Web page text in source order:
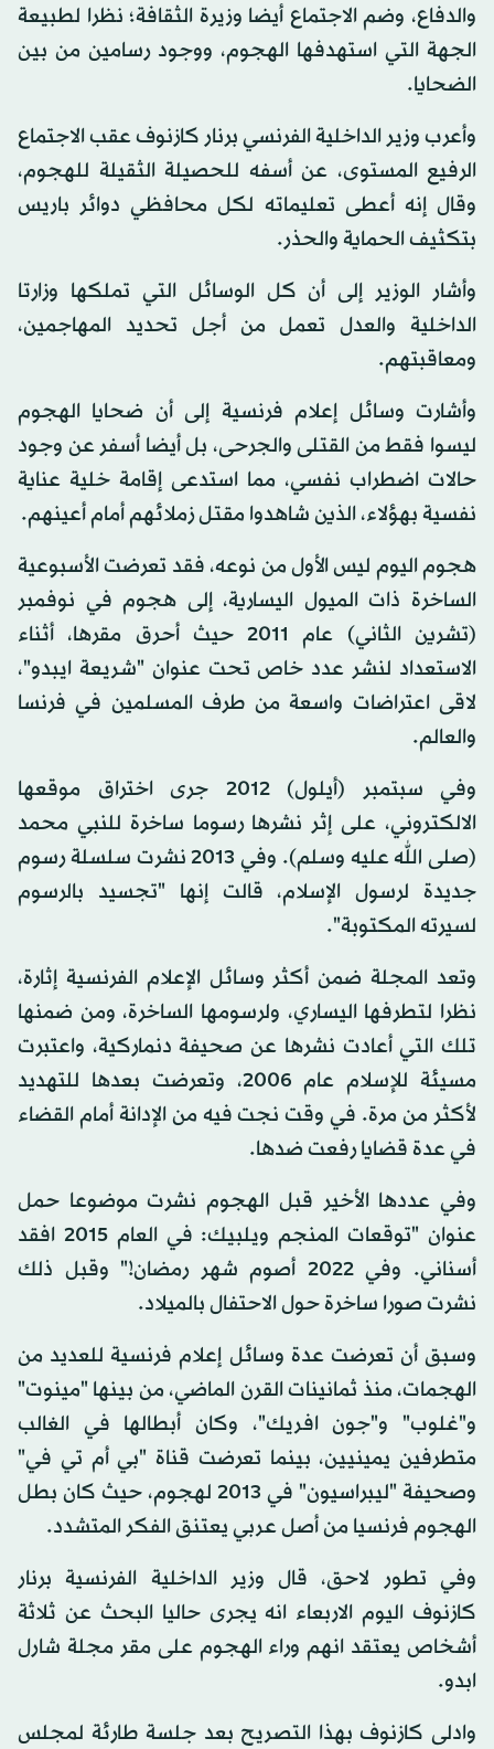
والدفاع، وضم الاجتماع أيضا وزيرة الثقافة؛ نظرا لطبيعة
الجهة التي استهدفها الهجوم، ووجود رسامين من بين
الضحايا.
وأعرب وزير الداخلية الفرنسي برنار كازنوف عقب الاجتماع
الرفيع المستوى، عن أسفه للحصيلة الثقيلة للهجوم،
وقال إنه أعطى تعليماته لكل محافظي دوائر باريس
بتكثيف الحماية والحذر.
وأشار الوزير إلى أن كل الوسائل التي تملكها وزارتا
الداخلية والعدل تعمل من أجل تحديد المهاجمين،
ومعاقبتهم.
وأشارت وسائل إعلام فرنسية إلى أن ضحايا الهجوم
ليسوا فقط من القتلى والجرحى، بل أيضا أسفر عن وجود
حالات اضطراب نفسي، مما استدعى إقامة خلية عناية
نفسية بهؤلاء، الذين شاهدوا مقتل زملائهم أمام أعينهم.
هجوم اليوم ليس الأول من نوعه، فقد تعرضت الأسبوعية
الساخرة ذات الميول اليسارية، إلى هجوم في نوفمبر
(تشرين الثاني) عام 2011 حيث أحرق مقرها، أثناء
الاستعداد لنشر عدد خاص تحت عنوان "شريعة ايبدو"،
لاقى اعتراضات واسعة من طرف المسلمين في فرنسا
والعالم.
وفي سبتمبر (أيلول) 2012 جرى اختراق موقعها
الالكتروني، على إثر نشرها رسوما ساخرة للنبي محمد
(صلى الله عليه وسلم). وفي 2013 نشرت سلسلة رسوم
جديدة لرسول الإسلام، قالت إنها "تجسيد بالرسوم
لسيرته المكتوبة".
وتعد المجلة ضمن أكثر وسائل الإعلام الفرنسية إثارة،
نظرا لتطرفها اليساري، ولرسومها الساخرة، ومن ضمنها
تلك التي أعادت نشرها عن صحيفة دنماركية، واعتبرت
مسيئة للإسلام عام 2006، وتعرضت بعدها للتهديد
لأكثر من مرة. في وقت نجت فيه من الإدانة أمام القضاء
في عدة قضايا رفعت ضدها.
وفي عددها الأخير قبل الهجوم نشرت موضوعا حمل
عنوان "توقعات المنجم ويلبيك: في العام 2015 افقد
أسناني. وفي 2022 أصوم شهر رمضان!" وقبل ذلك
نشرت صورا ساخرة حول الاحتفال بالميلاد.
وسبق أن تعرضت عدة وسائل إعلام فرنسية للعديد من
الهجمات، منذ ثمانينات القرن الماضي، من بينها "مينوت"
و"غلوب" و"جون افريك"، وكان أبطالها في الغالب
متطرفين يمينيين، بينما تعرضت قناة "بي أم تي في"
وصحيفة "ليبراسيون" في 2013 لهجوم، حيث كان بطل
الهجوم فرنسيا من أصل عربي يعتنق الفكر المتشدد.
وفي تطور لاحق، قال وزير الداخلية الفرنسية برنار
كازنوف اليوم الاربعاء انه يجرى حاليا البحث عن ثلاثة
أشخاص يعتقد انهم وراء الهجوم على مقر مجلة شارل
ابدو.
وادلى كازنوف بهذا التصريح بعد جلسة طارئة لمجلس